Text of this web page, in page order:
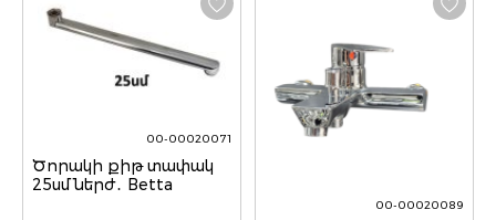
00-00020071
Ծորակի քիթ տափակ
25սմ ներժ․ Betta
00-00020089